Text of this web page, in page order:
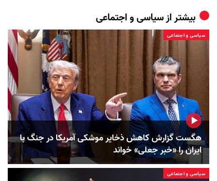
بیشتر ازسیاسی و اجتماعی
سیاسی و اجتماعی
هگست گزارش کاهش ذخایر موشکی آمریکا در جنگ با
ایران را «خبر جعلی» خواند
سیاسی و اجتماعی